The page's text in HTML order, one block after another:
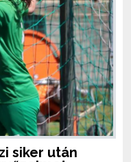
siker után